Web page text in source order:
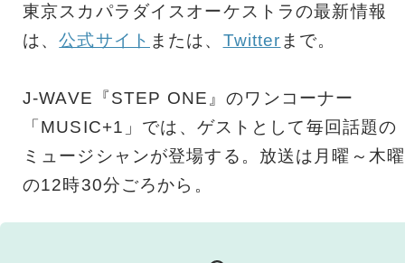
東京スカパラダイスオーケストラの最新情報
は、公式サイト または、 Twitter まで。
J-WAVE『STEP ONE』のワンコーナー
「MUSIC+1」では、ゲストとして毎回話題の
ミュージシャンが登場する。放送は月曜～木曜
の12時30分ごろから。